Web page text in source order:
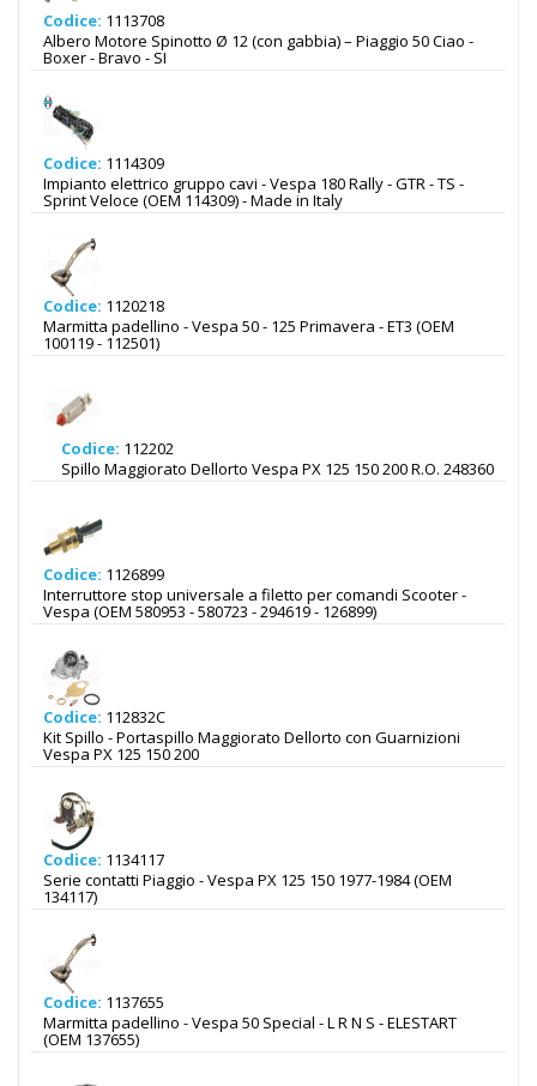
Codice: 1113708
Albero Motore Spinotto Ø 12 (con gabbia) – Piaggio 50 Ciao -
Boxer - Bravo - SI
Codice: 1114309
Impianto elettrico gruppo cavi - Vespa 180 Rally - GTR - TS -
Sprint Veloce (OEM 114309) - Made in Italy
Codice: 1120218
Marmitta padellino - Vespa 50 - 125 Primavera - ET3 (OEM
100119 - 112501)
Codice: 112202
Spillo Maggiorato Dellorto Vespa PX 125 150 200 R.O. 248360
Codice: 1126899
Interruttore stop universale a filetto per comandi Scooter -
Vespa (OEM 580953 - 580723 - 294619 - 126899)
Codice: 112832C
Kit Spillo - Portaspillo Maggiorato Dellorto con Guarnizioni
Vespa PX 125 150 200
Codice: 1134117
Serie contatti Piaggio - Vespa PX 125 150 1977-1984 (OEM
134117)
Codice: 1137655
Marmitta padellino - Vespa 50 Special - L R N S - ELESTART
(OEM 137655)